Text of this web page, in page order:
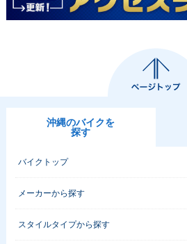
沖縄のバイクを
探す
バイクトップ
メーカーから探す
スタイルタイプから探す